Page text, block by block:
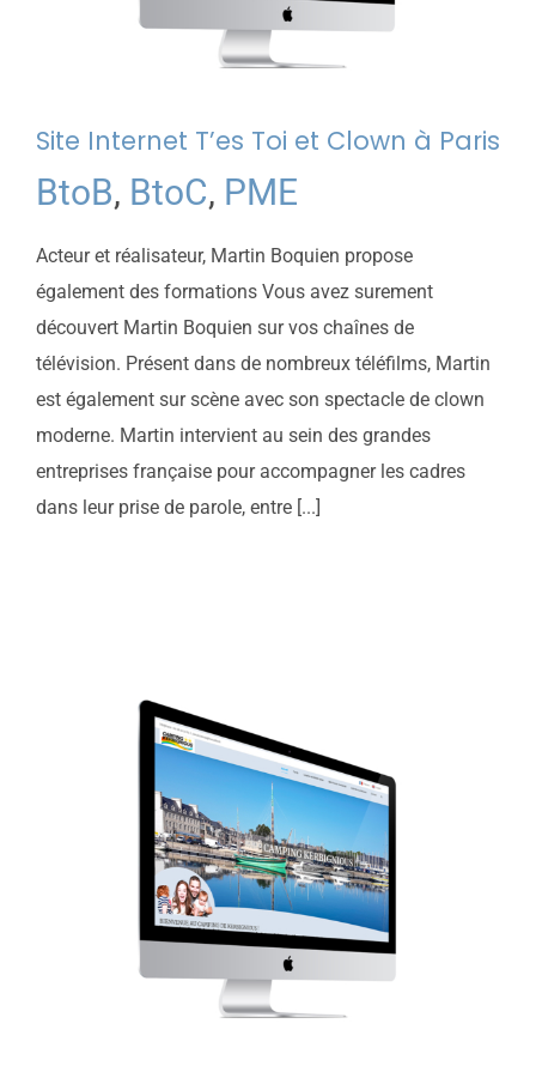
Site Internet T’es Toi et Clown à Paris
BtoB, BtoC, PME
Acteur et réalisateur, Martin Boquien propose
également des formations Vous avez surement
découvert Martin Boquien sur vos chaînes de
télévision. Présent dans de nombreux téléfilms, Martin
est également sur scène avec son spectacle de clown
moderne. Martin intervient au sein des grandes
entreprises française pour accompagner les cadres
dans leur prise de parole, entre [...]